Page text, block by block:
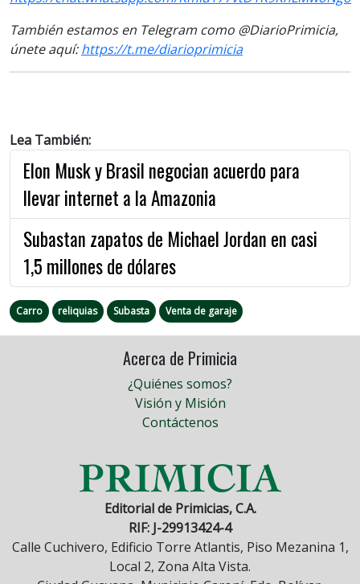
También estamos en Telegram como @DiarioPrimicia,
únete aquí:https://t.me/diarioprimicia
Lea También:
Elon Musk y Brasil negocian acuerdo para
llevar internet a la Amazonia
Subastan zapatos de Michael Jordan en casi
1,5 millones de dólares
Carro reliquias Subasta Venta de garaje
Acerca de Primicia
¿Quiénes somos?
Visión y Misión
Contáctenos
Editorial de Primicias, C.A.
RIF: J-29913424-4
Calle Cuchivero, Edificio Torre Atlantis, Piso Mezanina 1,
Local 2, Zona Alta Vista.